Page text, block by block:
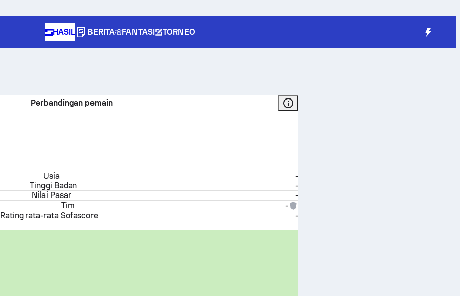
HASIL BERITA FANTASI TORNEO
Perbandingan pemain
Usia
-
Tinggi Badan
-
Nilai Pasar
-
Tim
-
Rating rata-rata Sofascore
-